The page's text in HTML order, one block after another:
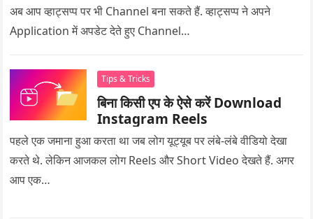
अब आप व्हाट्सप्प पर भी Channel बना सकते हैं. व्हाट्सप्प ने अपने
Application में अपडेट देते हुए Channel…
Tips & Tricks
बिना किसी एप के ऐसे करें Download
Instagram Reels
पहले एक जमाना हुआ करता था जब लोग यूट्यूब पर लंबे-लंबे वीडियो देखा
करते थे. लेकिन आजकल लोग Reels और Short Video देखते हैं. अगर
आप एक…